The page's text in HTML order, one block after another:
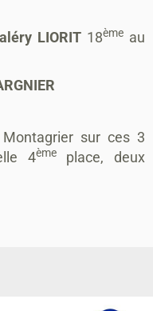
LIORIT 18ème au
sur ces 3
4èmeplace, deux